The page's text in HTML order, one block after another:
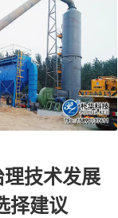
技术发展
择建议